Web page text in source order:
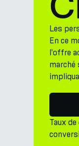
Les
En ce
l'offre
marché
Taux